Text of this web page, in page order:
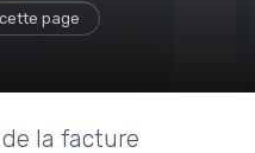
page
la facture